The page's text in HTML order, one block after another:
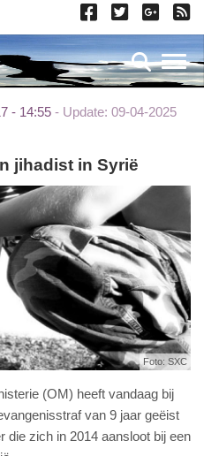
- 14:55
Update: 09-04-2025
jihadist in Syrië
Foto: SXC
(OM) heeft vandaag bij
van 9 jaar geëist
die zich in 2014 aansloot bij een